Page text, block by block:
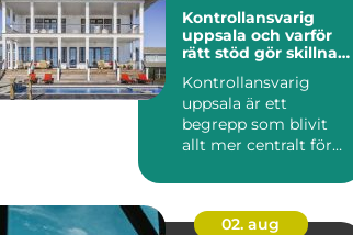
Kontrollansvarig
uppsala och varför
rätt stöd gör skillnad
Kontrollansvarig
uppsala är ett
begrepp som blivit
allt mer centralt för
företag ...
02. aug